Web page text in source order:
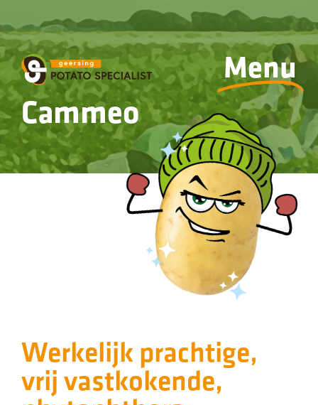
Menu
Cammeo
Werkelijk prachtige,
vrij vastkokende,